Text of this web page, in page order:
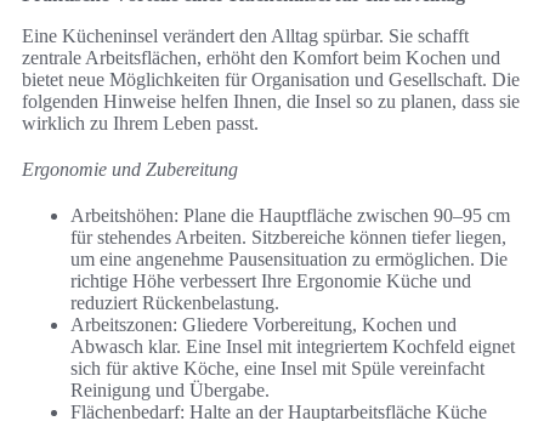
Eine Kücheninsel verändert den Alltag spürbar. Sie schafft
zentrale Arbeitsflächen, erhöht den Komfort beim Kochen und
bietet neue Möglichkeiten für Organisation und Gesellschaft. Die
folgenden Hinweise helfen Ihnen, die Insel so zu planen, dass sie
wirklich zu Ihrem Leben passt.
Ergonomie und Zubereitung
Arbeitshöhen: Plane die Hauptfläche zwischen 90–95 cm
für stehendes Arbeiten. Sitzbereiche können tiefer liegen,
um eine angenehme Pausensituation zu ermöglichen. Die
richtige Höhe verbessert Ihre Ergonomie Küche und
reduziert Rückenbelastung.
Arbeitszonen: Gliedere Vorbereitung, Kochen und
Abwasch klar. Eine Insel mit integriertem Kochfeld eignet
sich für aktive Köche, eine Insel mit Spüle vereinfacht
Reinigung und Übergabe.
Flächenbedarf: Halte an der Hauptarbeitsfläche Küche